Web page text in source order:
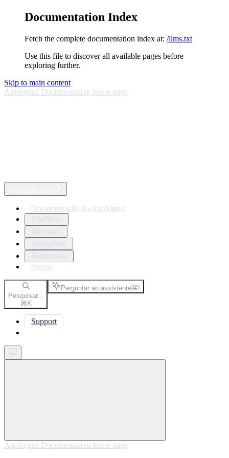
Documentation Index
Fetch the complete documentation index at: /llms.txt
Use this file to discover all available pages before
exploring further.
Skip to main content
AppSignal Documentation home page
Documentação do AppSignal
Preços
Pesquisar...
⌘K
Perguntar ao assistente⌘I
Support
AppSignal Documentation home page